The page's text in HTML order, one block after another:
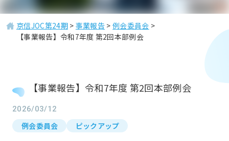
京信JOC第24期> 事業報告 >例会委員会 >
【事業報告】令和7年度 第2回本部例会
【事業報告】令和7年度 第2回本部例会
2026/03/12
例会委員会 ピックアップ